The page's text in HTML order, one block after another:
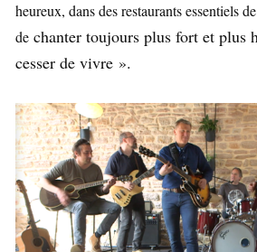
heureux, dans des restaurants essentiels
de chanter toujours plus fort et plus
cesser de vivre ».